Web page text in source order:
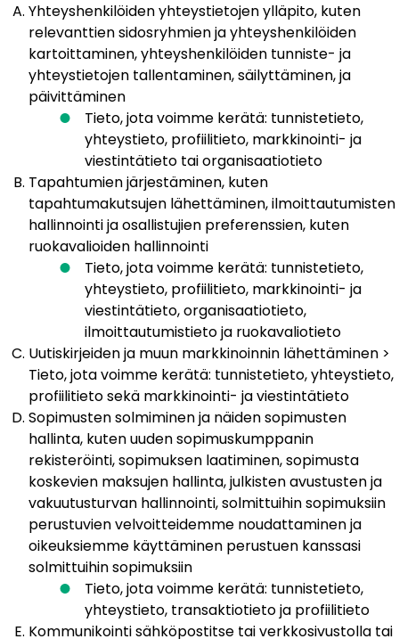
Yhteyshenkilöiden yhteystietojen ylläpito, kuten
relevanttien sidosryhmien ja yhteyshenkilöiden
kartoittaminen, yhteyshenkilöiden tunniste- ja
yhteystietojen tallentaminen, säilyttäminen, ja
päivittäminen
Tieto, jota voimme kerätä: tunnistetieto,
yhteystieto, profiilitieto, markkinointi- ja
viestintätieto tai organisaatiotieto
Tapahtumien järjestäminen, kuten
tapahtumakutsujen lähettäminen, ilmoittautumisten
hallinnointi ja osallistujien preferenssien, kuten
ruokavalioiden hallinnointi
Tieto, jota voimme kerätä: tunnistetieto,
yhteystieto, profiilitieto, markkinointi- ja
viestintätieto, organisaatiotieto,
ilmoittautumistieto ja ruokavaliotieto
Uutiskirjeiden ja muun markkinoinnin lähettäminen >
Tieto, jota voimme kerätä: tunnistetieto, yhteystieto,
profiilitieto sekä markkinointi- ja viestintätieto
Sopimusten solmiminen ja näiden sopimusten
hallinta, kuten uuden sopimuskumppanin
rekisteröinti, sopimuksen laatiminen, sopimusta
koskevien maksujen hallinta, julkisten avustusten ja
vakuutusturvan hallinnointi, solmittuihin sopimuksiin
perustuvien velvoitteidemme noudattaminen ja
oikeuksiemme käyttäminen perustuen kanssasi
solmittuihin sopimuksiin
Tieto, jota voimme kerätä: tunnistetieto,
yhteystieto, transaktiotieto ja profiilitieto
Kommunikointi sähköpostitse tai verkkosivustolla tai